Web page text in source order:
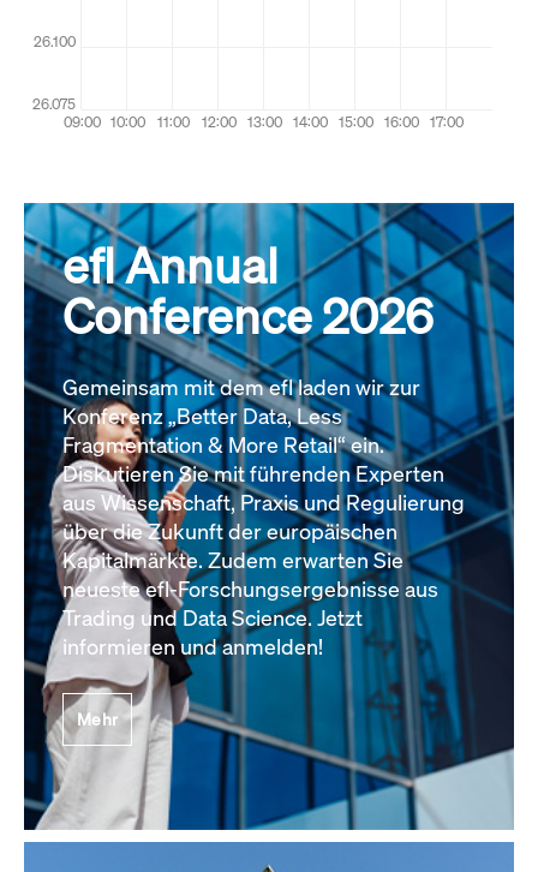
efl Annual
Conference 2026
Gemeinsam mit dem efl laden wir zur
Konferenz „Better Data, Less
Fragmentation & More Retail“ ein.
Diskutieren Sie mit führenden Experten
aus Wissenschaft, Praxis und Regulierung
über die Zukunft der europäischen
Kapitalmärkte. Zudem erwarten Sie
neueste efl-Forschungsergebnisse aus
Trading und Data Science. Jetzt
informieren und anmelden!
Mehr